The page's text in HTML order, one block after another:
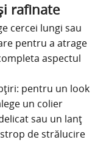
rafinate
cercei lungi sau
pentru a atrage
aspectul
pentru un look
un colier
sau un lanț
de strălucire